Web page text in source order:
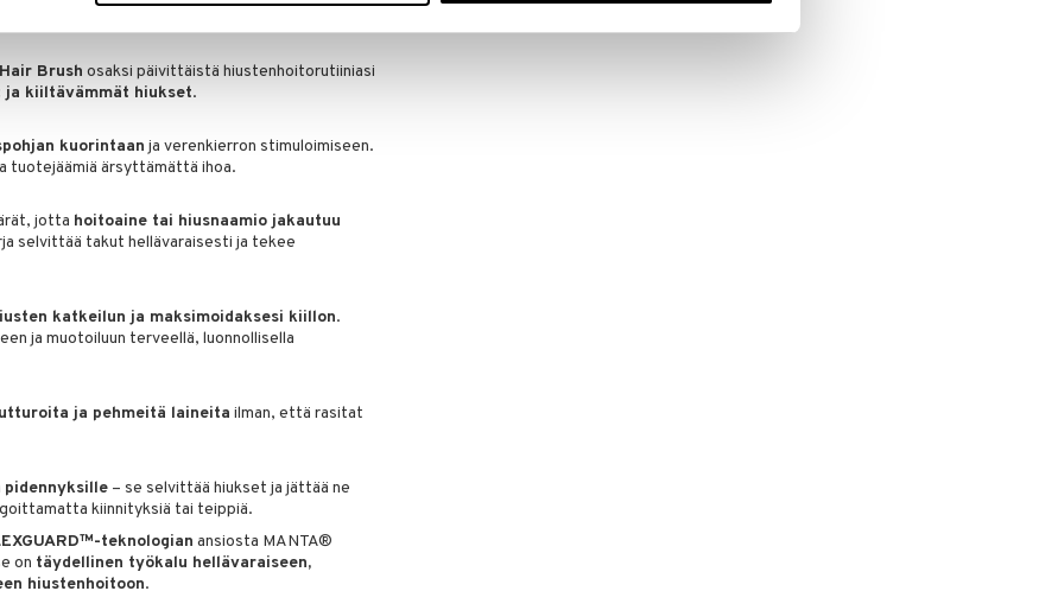
Brush osaksi päivittäistä hiustenhoitorutiiniasi
ja kiiltävämmät hiukset.
kuorintaan ja verenkierron stimuloimiseen.
tuotejäämiä ärsyttämättä ihoa.
jotta hoitoaine tai hiusnaamio jakautuu
selvittää takut hellävaraisesti ja tekee
katkeilun ja maksimoidaksesi kiillon.
ja muotoiluun terveellä, luonnollisella
ja pehmeitä laineita ilman, että rasitat
pidennyksille– se selvittää hiukset ja jättää ne
kiinnityksiä tai teippiä.
teknologian ansiosta MANTA®
on täydellinen työkalu hellävaraiseen,
hiustenhoitoon.